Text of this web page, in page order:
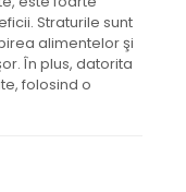
Straturile sunt
alimentelor şi
În plus, datorita
folosind o